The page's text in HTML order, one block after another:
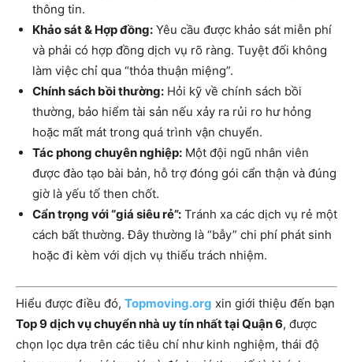
thông tin.
Khảo sát & Hợp đồng: Yêu cầu được khảo sát miễn phí
và phải có hợp đồng dịch vụ rõ ràng. Tuyệt đối không
làm việc chỉ qua “thỏa thuận miệng”.
Chính sách bồi thường: Hỏi kỹ về chính sách bồi
thường, bảo hiểm tài sản nếu xảy ra rủi ro hư hỏng
hoặc mất mát trong quá trình vận chuyển.
Tác phong chuyên nghiệp: Một đội ngũ nhân viên
được đào tạo bài bản, hỗ trợ đóng gói cẩn thận và đúng
giờ là yếu tố then chốt.
Cẩn trọng với “giá siêu rẻ”: Tránh xa các dịch vụ rẻ một
cách bất thường. Đây thường là “bẫy” chi phí phát sinh
hoặc đi kèm với dịch vụ thiếu trách nhiệm.
Hiểu được điều đó, Topmoving.org xin giới thiệu đến bạn
Top 9 dịch vụ chuyển nhà uy tín nhất tại Quận 6, được
chọn lọc dựa trên các tiêu chí như kinh nghiệm, thái độ